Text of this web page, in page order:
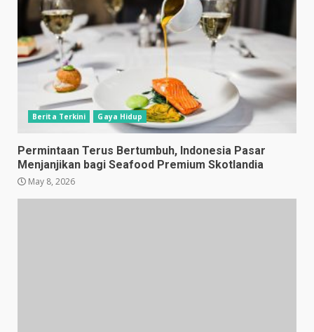
Berita Terkini Gaya Hidup
Permintaan Terus Bertumbuh, Indonesia Pasar
Menjanjikan bagi Seafood Premium Skotlandia
May 8, 2026